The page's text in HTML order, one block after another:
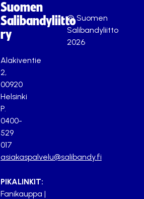
Suomen
Salibandyliitto
ry
Alakiventie
2,
00920
Helsinki
P.
0400-
529
017
asiakaspalvelu@salibandy.fi
PIKALINKIT:
Fanikauppa |
© Suomen
Salibandyliitto
2026